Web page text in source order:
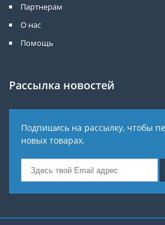
Партнерам
О нас
Помощь
Рассылка новостей
Подпишись на рассылку, чтобы
новых товарах.